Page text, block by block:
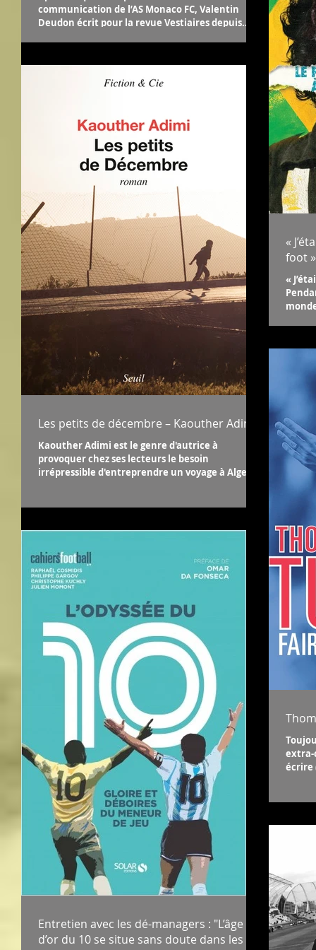
communication de l’AS Monaco FC, Valentin
Deudon écrit pour la revue Vestiaires depuis
«
foot »
«
Les petits de décembre – Kaouther Adimi
Kaouther Adimi est le genre d'autrice à
provoquer chez ses lecteurs le besoin
irrépressible d'entreprendre un voyage à Alger,
extra-
écrire
Entretien avec les dé-managers : "L’âge
d’or du 10 se situe sans doute dans les